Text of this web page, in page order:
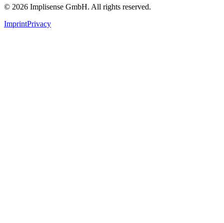
© 2026 Implisense GmbH. All rights reserved.
ImprintPrivacy